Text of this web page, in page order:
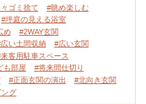
ゴミ捨て
#眺め楽しむ
#坪庭の見える浴室
め
#2WAY玄関
い土間収納
#広い玄関
客用駐車スペース
も部屋
#将来間仕切り
#正面玄関の演出
#北向き玄関
グ